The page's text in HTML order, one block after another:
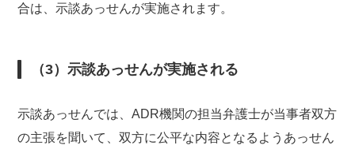
合は、示談あっせんが実施されます。
（3）示談あっせんが実施される
示談あっせんでは、ADR機関の担当弁護士が当事者双方
の主張を聞いて、双方に公平な内容となるようあっせん